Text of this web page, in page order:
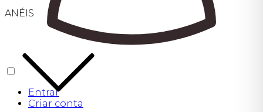
ANÉIS
Entrar
Criar conta